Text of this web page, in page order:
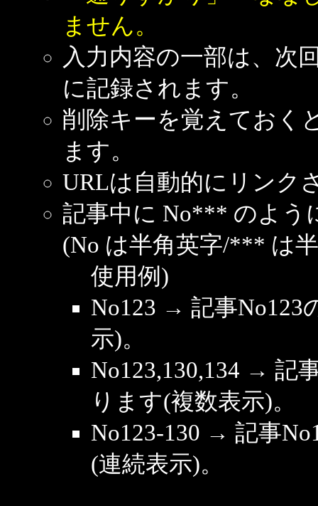
ません。
入力内容の一部は、次
に記録されます。
削除キーを覚えておく
ます。
URLは自動的にリンク
記事中に No*** のよう
(No は半角英字/*** は
使用例)
No123 → 記事No123
示)。
No123,130,134 → 記
ります(複数表示)。
No123-130 → 記事
(連続表示)。